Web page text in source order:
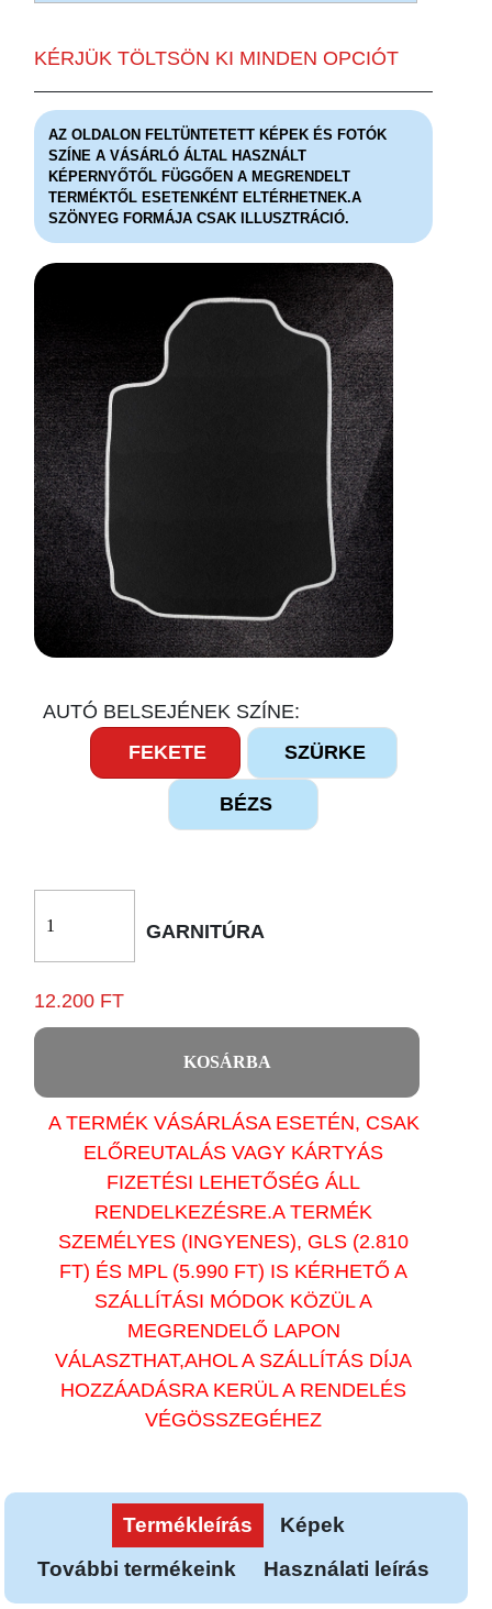
KÉRJÜK TÖLTSÖN KI MINDEN OPCIÓT
AZ OLDALON FELTÜNTETETT KÉPEK ÉS FOTÓK
SZÍNE A VÁSÁRLÓ ÁLTAL HASZNÁLT
KÉPERNYŐTŐL FÜGGŐEN A MEGRENDELT
TERMÉKTŐL ESETENKÉNT ELTÉRHETNEK.A
SZÖNYEG FORMÁJA CSAK ILLUSZTRÁCIÓ.
AUTÓ BELSEJÉNEK SZÍNE:
FEKETE
SZÜRKE
BÉZS
GARNITÚRA
12.200 FT
KOSÁRBA
A TERMÉK VÁSÁRLÁSA ESETÉN, CSAK
ELŐREUTALÁS VAGY KÁRTYÁS
FIZETÉSI LEHETŐSÉG ÁLL
RENDELKEZÉSRE.A TERMÉK
SZEMÉLYES (INGYENES), GLS (2.810
FT) ÉS MPL (5.990 FT) IS KÉRHETŐ A
SZÁLLÍTÁSI MÓDOK KÖZÜL A
MEGRENDELŐ LAPON
VÁLASZTHAT,AHOL A SZÁLLÍTÁS DÍJA
HOZZÁADÁSRA KERÜL A RENDELÉS
VÉGÖSSZEGÉHEZ
Termékleírás
Képek
További termékeink
Használati leírás